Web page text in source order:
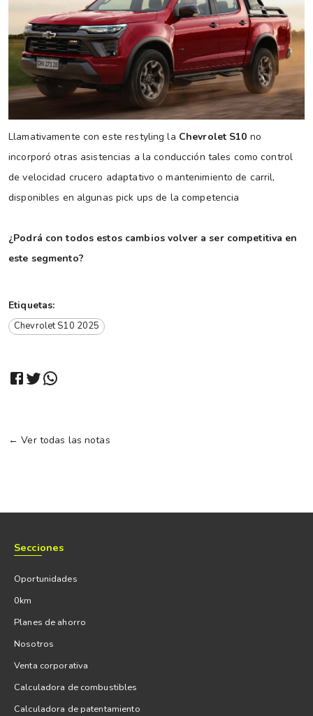
Llamativamente con este restyling la Chevrolet S10 no
incorporó otras asistencias a la conducción tales como control
de velocidad crucero adaptativo o mantenimiento de carril,
disponibles en algunas pick ups de la competencia
¿Podrá con todos estos cambios volver a ser competitiva en
este segmento?
Etiquetas:
Chevrolet S10 2025
← Ver todas las notas
Secciones
Oportunidades
0km
Planes de ahorro
Nosotros
Venta corporativa
Calculadora de combustibles
Calculadora de patentamiento